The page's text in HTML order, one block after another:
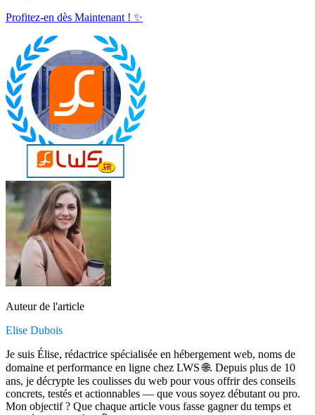
Profitez-en dès Maintenant ! ✨
Auteur de l'article
Elise Dubois
Je suis Élise, rédactrice spécialisée en hébergement web, noms de
domaine et performance en ligne chez LWS 🌐. Depuis plus de 10
ans, je décrypte les coulisses du web pour vous offrir des conseils
concrets, testés et actionnables — que vous soyez débutant ou pro.
Mon objectif ? Que chaque article vous fasse gagner du temps et